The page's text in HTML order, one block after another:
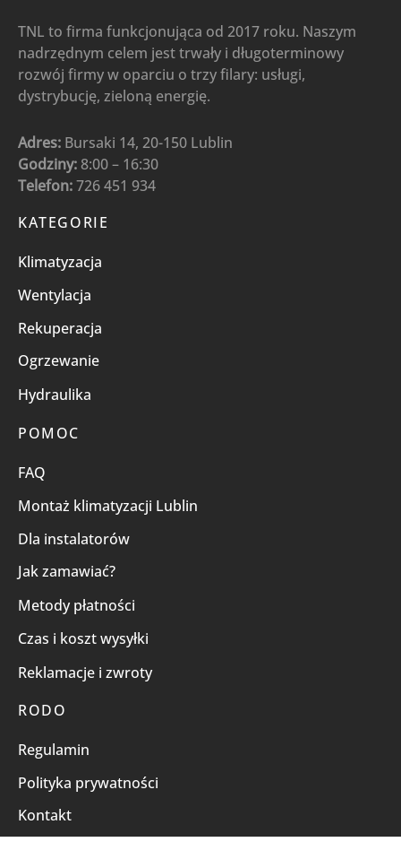
TNL to firma funkcjonująca od 2017 roku. Naszym
nadrzędnym celem jest trwały i długoterminowy
rozwój firmy w oparciu o trzy filary: usługi,
dystrybucję, zieloną energię.
Adres: Bursaki 14, 20-150 Lublin
Godziny: 8:00 – 16:30
Telefon:726 451 934
KATEGORIE
Klimatyzacja
Wentylacja
Rekuperacja
Ogrzewanie
Hydraulika
POMOC
FAQ
Montaż klimatyzacji Lublin
Dla instalatorów
Jak zamawiać?
Metody płatności
Czas i koszt wysyłki
Reklamacje i zwroty
RODO
Regulamin
Polityka prywatności
Kontakt